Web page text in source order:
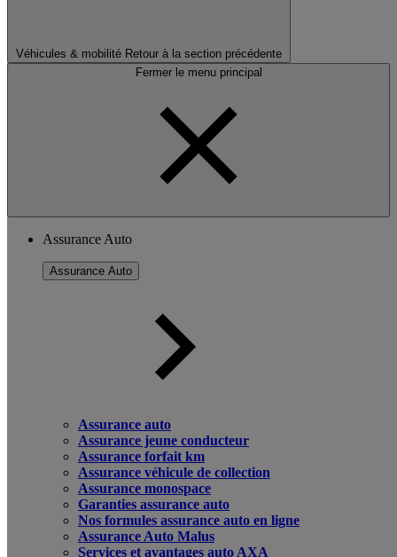
Véhicules & mobilité Retour à la section précédente
Fermer le menu principal
Assurance Auto
Assurance Auto
Assurance auto
Assurance jeune conducteur
Assurance forfait km
Assurance véhicule de collection
Assurance monospace
Garanties assurance auto
Nos formules assurance auto en ligne
Assurance Auto Malus
Services et avantages auto AXA